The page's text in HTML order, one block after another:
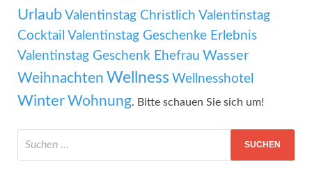
Urlaub Valentinstag Christlich Valentinstag
Cocktail Valentinstag Geschenke Erlebnis
Valentinstag Geschenk Ehefrau Wasser
Weihnachten Wellness Wellnesshotel
WinterWohnung. Bitte schauen Sie sich um!